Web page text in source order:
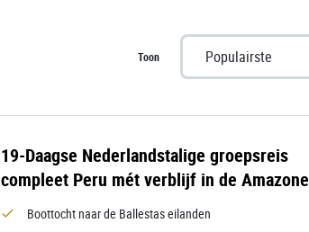
Toon
19-Daagse Nederlandstalige groepsreis
compleet Peru mét verblijf in de Amazone
Boottocht naar de Ballestas eilanden